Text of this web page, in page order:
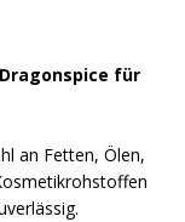
für
an Fetten, Ölen,